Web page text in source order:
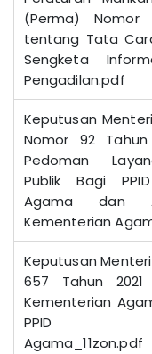
(Perma) Nomor
tentang Tata
Sengketa
Pengadilan.pdf
Keputusan
Nomor 92
Pedoman
Publik Bagi
Agama dan
Kementerian
Keputusan
657 Tahun
Kementerian
PPID
Agama_11zon.pdf